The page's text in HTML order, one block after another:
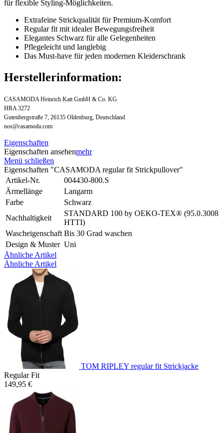
für flexible Styling-Möglichkeiten.
Extrafeine Strickqualität für Premium-Komfort
Regular fit mit idealer Bewegungsfreiheit
Elegantes Schwarz für alle Gelegenheiten
Pflegeleicht und langlebig
Das Must-have für jeden modernen Kleiderschrank
Herstellerinformation:
CASAMODA Heinrich Katt GmbH & Co. KG
HRA 3272
Gutenbergstraße 7, 26135 Oldenburg, Deutschland
nos@casamoda.com
Eigenschaften
Eigenschaften ansehenmehr
Menü schließen
Eigenschaften "CASAMODA regular fit Strickpullover"
Artikel-Nr.
004430-800.S
Ärmellänge
Langarm
Farbe
Schwarz
Nachhaltigkeit
STANDARD 100 by OEKO-TEX® (95.0.3008
HTTI)
Wascheigenschaft Bis 30 Grad waschen
Design & Muster Uni
Ähnliche Artikel
Ähnliche Artikel
TOM RIPLEY regular fit Strickjacke
Regular Fit
149,95 €